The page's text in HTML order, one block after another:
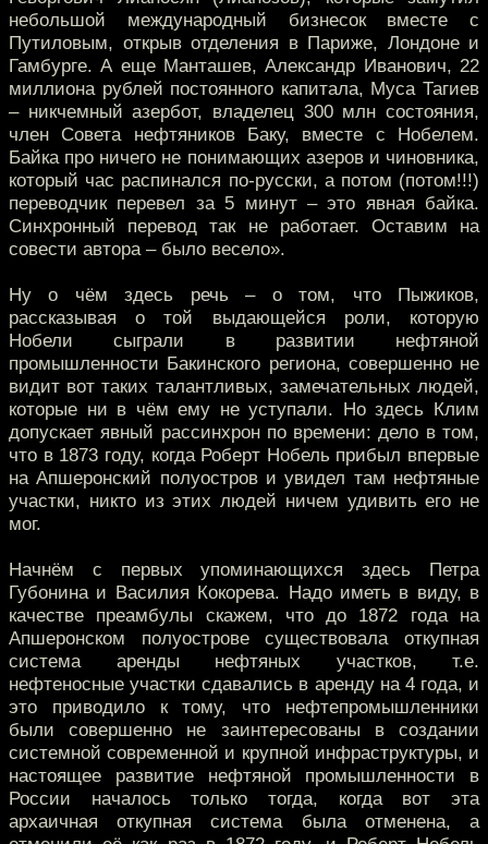
небольшой международный бизнесок вместе с
Путиловым, открыв отделения в Париже, Лондоне и
Гамбурге. А еще Манташев, Александр Иванович, 22
миллиона рублей постоянного капитала, Муса Тагиев
– никчемный азербот, владелец 300 млн состояния,
член Совета нефтяников Баку, вместе с Нобелем.
Байка про ничего не понимающих азеров и чиновника,
который час распинался по-русски, а потом (потом!!!)
переводчик перевел за 5 минут – это явная байка.
Синхронный перевод так не работает. Оставим на
совести автора – было весело».
Ну о чём здесь речь – о том, что Пыжиков,
рассказывая о той выдающейся роли, которую
Нобели сыграли в развитии нефтяной
промышленности Бакинского региона, совершенно не
видит вот таких талантливых, замечательных людей,
которые ни в чём ему не уступали. Но здесь Клим
допускает явный рассинхрон по времени: дело в том,
что в 1873 году, когда Роберт Нобель прибыл впервые
на Апшеронский полуостров и увидел там нефтяные
участки, никто из этих людей ничем удивить его не
мог.
Начнём с первых упоминающихся здесь Петра
Губонина и Василия Кокорева. Надо иметь в виду, в
качестве преамбулы скажем, что до 1872 года на
Апшеронском полуострове существовала откупная
система аренды нефтяных участков, т.е.
нефтеносные участки сдавались в аренду на 4 года, и
это приводило к тому, что нефтепромышленники
были совершенно не заинтересованы в создании
системной современной и крупной инфраструктуры, и
настоящее развитие нефтяной промышленности в
России началось только тогда, когда вот эта
архаичная откупная система была отменена, а